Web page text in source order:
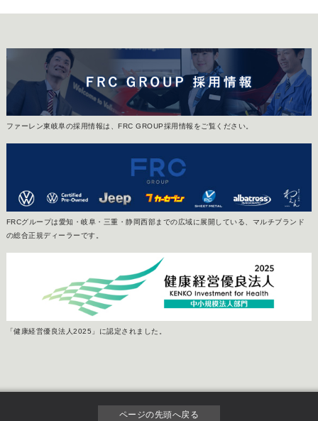
ファーレン東岐阜の採用情報は、FRC GROUP採用情報をご覧ください。
FRCグループは愛知・岐阜・三重・静岡西部までの広域に展開している、マルチブランド
の総合正規ディーラーです。
「健康経営優良法人2025」に認定されました。
ページの先頭へ戻る